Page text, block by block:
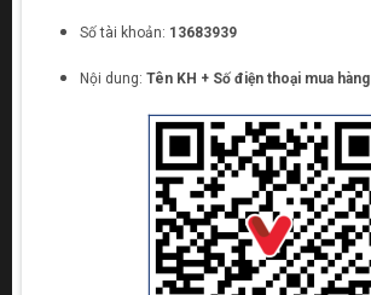
Số tài khoản: 13683939
Nội dung: Tên KH + Số điện thoại mua hàng